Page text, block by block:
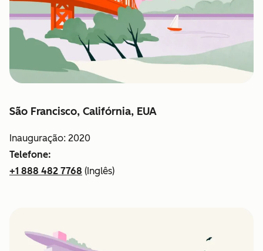
São Francisco, Califórnia, EUA
Inauguração: 2020
Telefone:
+1 888 482 7768 (Inglês)